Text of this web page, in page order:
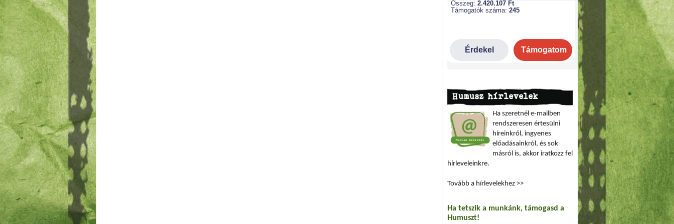
Humusz hírlevelek
Ha szeretnél e-mailben
rendszeresen értesülni
híreinkről, ingyenes
előadásainkról, és sok
másról is, akkor iratkozz fel
hírleveleinkre.
Tovább a hírlevelekhez >>
Ha tetszik a munkánk, támogasd a
Humuszt!